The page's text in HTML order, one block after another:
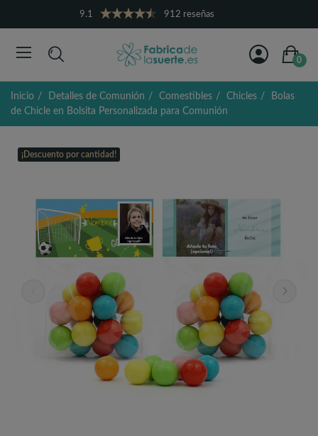
9.1 912 reseñas
0
Inicio Detalles de Comunión Comestibles Chicles
Bolas
de Chicle en Bolsita Personalizada para Comunión
¡Descuento por cantidad!